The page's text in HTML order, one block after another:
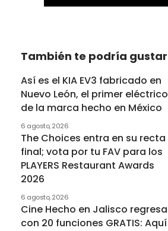
También te podría gustar
Así es el KIA EV3 fabricado en
Nuevo León, el primer eléctrico
de la marca hecho en México
6 agosto, 2026
The Choices entra en su recta
final; vota por tu FAV para los
PLAYERS Restaurant Awards
2026
6 agosto, 2026
Cine Hecho en Jalisco regresa
con 20 funciones GRATIS: Aquí